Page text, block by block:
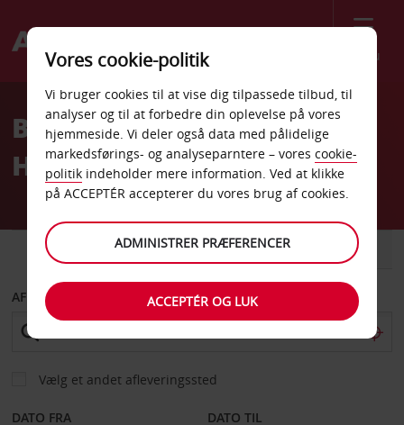
Menu
Welcome
AvisBilleje Intercontinental
Hotel
VAREVOGN
AFHENT FRA
Vælg et andet afleveringssted
DATO FRA DATO TIL
Vores cookie-politik
Vi bruger cookies til at vise dig tilpassede tilbud, til
analyser og til at forbedre din oplevelse på vores
hjemmeside. Vi deler også data med pålidelige
markedsførings- og analyseparntere – vores cookie-
politik indeholder mere information. Ved at klikke
på ACCEPTÉR accepterer du vores brug af cookies.
ADMINISTRER PRÆFERENCER
ACCEPTÉR OG LUK